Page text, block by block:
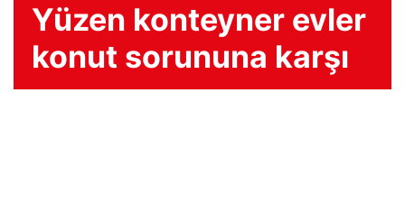
Yüzen konteyner evler
konut sorununa karşı